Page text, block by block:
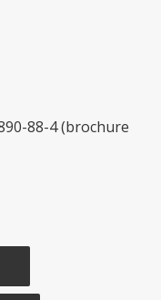
88-4 (brochure